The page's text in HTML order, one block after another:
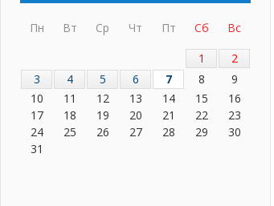
Вдохновлять, просвещать и
05 августа 2026
Не оставят в беде
05 августа 2026
На лидирующих позициях
04 августа 2026
Пн Вт Ср Чт Пт Сб
Вс
1
2
3
4 5 6 7 8
9
10
11 12 13 14 15
16
17
18 19 20 21 22
23
24
25 26 27 28 29
30
31